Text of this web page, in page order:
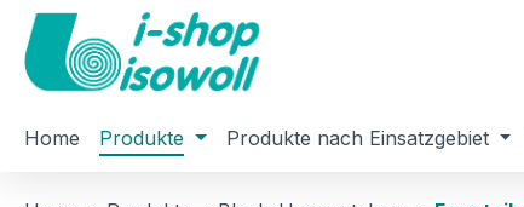
Hauptinhalt springen
Zur Suche springen
Zur Hauptnavigation springen
Home Produkte Produkte nach Einsatzgebiet